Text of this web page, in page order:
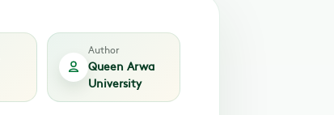
Author
Queen Arwa
University